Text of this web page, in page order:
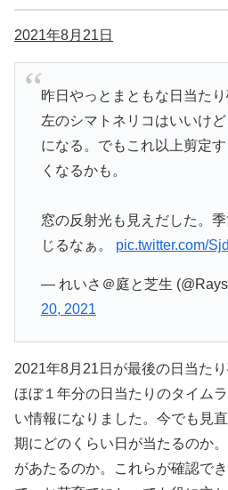
2021年8月21日
昨日やっとまともな日当たり
左のシマトネリコはいいけ
になる。でもこれ以上剪定
くなるかも。
窓の反射光も見えだした。
じるなぁ。 pic.twitter.com/
— れいさ＠庭と芝生
20, 2021
2021年8月21日が最後の日当た
ほぼ１年分の日当たりのタイム
い情報になりました。今でも見
期にどのくらい日が当たるのか
があたるのか。これらが確認で